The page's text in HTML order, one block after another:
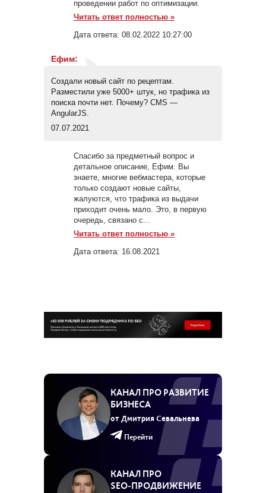
проведении работ по оптимизации.
Читать ответ полностью »
Дата ответа: 08.02.2022 10:27:00
Ефим:
Создали новый сайт по рецептам.
Разместили уже 5000+ штук, но трафика из
поиска почти нет. Почему? CMS —
AngularJS.
07.07.2021
Спасибо за предметный вопрос и
детальное описание, Ефим. Вы
знаете, многие вебмастера, которые
только создают новые сайты,
жалуются, что трафика из выдачи
приходит очень мало. Это, в первую
очередь, связано с...
Читать ответ полностью »
Дата ответа: 16.08.2021
КАНАЛ ПРО РАЗВИТИЕ
БИЗНЕСА
от Дмитрия Севальнева
Перейти
КАНАЛ ПРО
SEO‑ПРОДВИЖЕНИЕ